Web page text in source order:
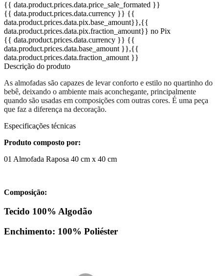
{{ data.product.prices.data.price_sale_formated }}
{{ data.product.prices.data.currency }} {{
data.product.prices.data.pix.base_amount}},{{
data.product.prices.data.pix.fraction_amount}} no Pix
{{ data.product.prices.data.currency }} {{
data.product.prices.data.base_amount }},{{
data.product.prices.data.fraction_amount }}
Descrição do produto
As almofadas são capazes de levar conforto e estilo no quartinho do
bebê, deixando o ambiente mais aconchegante, principalmente
quando são usadas em composições com outras cores. É uma peça
que faz a diferença na decoração.
Especificações técnicas
Produto composto por:
01 Almofada Raposa 40 cm x 40 cm
Composição:
Tecido 100% Algodão
Enchimento: 100% Poliéster